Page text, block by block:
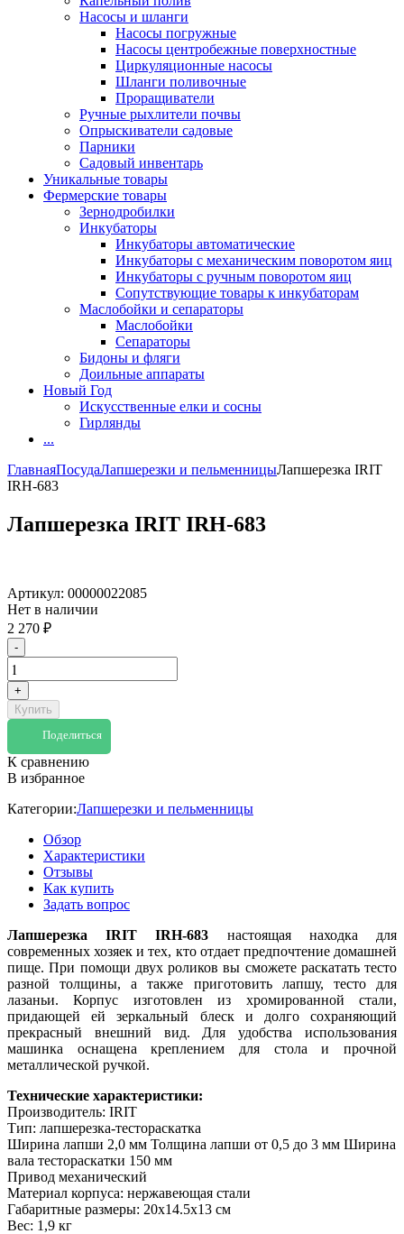
Насосы и шланги
Насосы погружные
Насосы центробежные поверхностные
Циркуляционные насосы
Шланги поливочные
Проращиватели
Ручные рыхлители почвы
Опрыскиватели садовые
Парники
Садовый инвентарь
Уникальные товары
Фермерские товары
Зернодробилки
Инкубаторы
Инкубаторы автоматические
Инкубаторы с механическим поворотом яиц
Инкубаторы с ручным поворотом яиц
Сопутствующие товары к инкубаторам
Маслобойки и сепараторы
Маслобойки
Сепараторы
Бидоны и фляги
Доильные аппараты
Новый Год
Искусственные елки и сосны
Гирлянды
...
ГлавнаяПосудаЛапшерезки и пельменницыЛапшерезка IRIT
IRH-683
Лапшерезка IRIT IRH-683
Артикул: 00000022085
Нет в наличии
2 270 ₽
-
+
Купить
Поделиться
К сравнению
В избранное
Категории:Лапшерезки и пельменницы
Обзор
Характеристики
Отзывы
Как купить
Задать вопрос
Лапшерезка IRIT IRH-683 настоящая находка для
современных хозяек и тех, кто отдает предпочтение домашней
пище. При помощи двух роликов вы сможете раскатать тесто
разной толщины, а также приготовить лапшу, тесто для
лазаньи. Корпус изготовлен из хромированной стали,
придающей ей зеркальный блеск и долго сохраняющий
прекрасный внешний вид. Для удобства использования
машинка оснащена креплением для стола и прочной
металлической ручкой.
Технические характеристики:
Производитель: IRIT
Тип: лапшерезка-тестораскатка
Ширина лапши 2,0 мм Толщина лапши от 0,5 до 3 мм Ширина
вала тестораскатки 150 мм
Привод механический
Материал корпуса: нержавеющая стали
Габаритные размеры: 20х14.5х13 см
Вес: 1,9 кг